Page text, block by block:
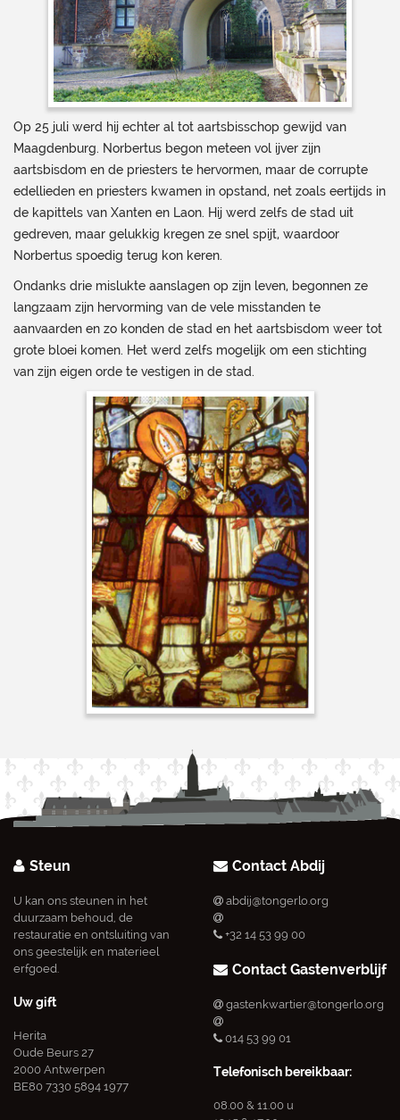
Op 25 juli werd hij echter al tot aartsbisschop gewijd van
Maagdenburg. Norbertus begon meteen vol ijver zijn
aartsbisdom en de priesters te hervormen, maar de corrupte
edellieden en priesters kwamen in opstand, net zoals eertijds in
de kapittels van Xanten en Laon. Hij werd zelfs de stad uit
gedreven, maar gelukkig kregen ze snel spijt, waardoor
Norbertus spoedig terug kon keren.
Ondanks drie mislukte aanslagen op zijn leven, begonnen ze
langzaam zijn hervorming van de vele misstanden te
aanvaarden en zo konden de stad en het aartsbisdom weer tot
grote bloei komen. Het werd zelfs mogelijk om een stichting
van zijn eigen orde te vestigen in de stad.
Steun
U kan ons steunen in het
duurzaam behoud, de
restauratie en ontsluiting van
ons geestelijk en materieel
erfgoed.
Uw gift
Herita
Oude Beurs 27
2000 Antwerpen
BE80 7330 5894 1977
Contact Abdij
abdij@tongerlo.org
+32 14 53 99 00
Contact Gastenverblijf
gastenkwartier@tongerlo.org
014 53 99 01
Telefonisch bereikbaar:
08.00 & 11.00 u